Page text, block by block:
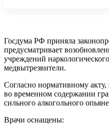
Госдума РФ приняла
предусматривает
учреждений
медвытрезвители.
Согласно нормативному акту,
во временном содержании
сильного алкогольного
Врачи оснащены: